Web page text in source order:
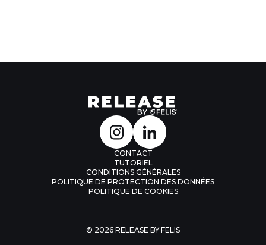
CONTACT
TUTORIEL
CONDITIONS GÉNÉRALES
POLITIQUE DE PROTECTION DES DONNÉES
POLITIQUE DE COOKIES
© 2026 RELEASE BY FELIS